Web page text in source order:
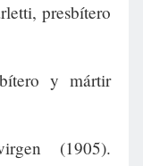
presbítero
y mártir
(1905).